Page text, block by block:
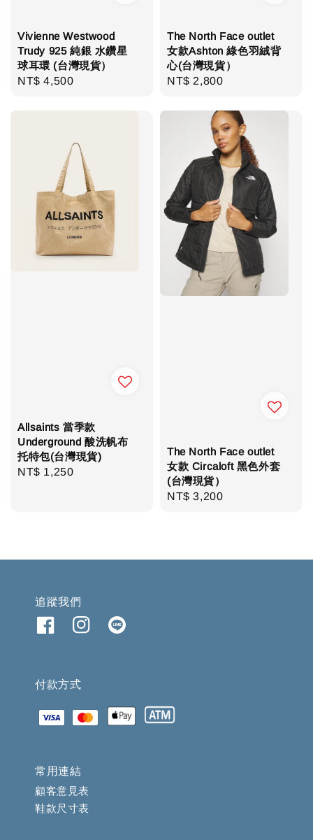
Vivienne Westwood
Trudy 925 純銀 水鑽星
球耳環 (台灣現貨）
Regular
NT$ 4,500
The North Face outlet
女款Ashton 綠色羽絨背
心(台灣現貨）
Regular
NT$ 2,800
Allsaints 當季款
Underground 酸洗帆布
托特包(台灣現貨)
Regular
NT$ 1,250
The North Face outlet
女款 Circaloft 黑色外套
(台灣現貨）
Regular
NT$ 3,200
追蹤我們
付款方式
常用連結
顧客意見表
鞋款尺寸表